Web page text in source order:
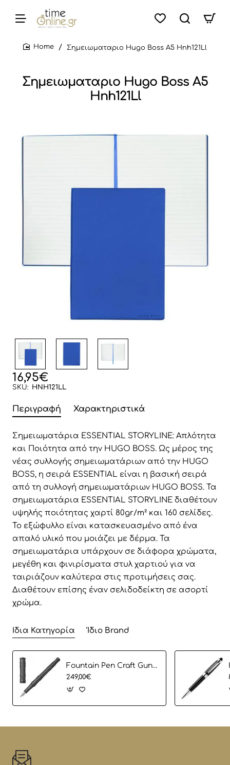
Σημειωματαριο Hugo Boss Α5
Hnh121Ll
Σημειωματαριο Hugo Boss Α5 Hnh121Ll
16,95€
SKU: HNH121LL
Περιγραφή Χαρακτηριστικά
Σημειωματάρια ESSENTIAL STORYLINE: Απλότητα
και Ποιότητα από την HUGO BOSS. Ως μέρος της
νέας συλλογής σημειωματάριων από την HUGO
BOSS, η σειρά ESSENTIAL είναι η βασική σειρά
από τη συλλογή σημειωματάριων HUGO BOSS. Τα
σημειωματάρια ESSENTIAL STORYLINE διαθέτουν
υψηλής ποιότητας χαρτί 80gr/m² και 160 σελίδες.
Το εξώφυλλο είναι κατασκευασμένο από ένα
απαλό υλικό που μοιάζει με δέρμα. Τα
σημειωματάρια υπάρχουν σε διάφορα χρώματα,
μεγέθη και φινιρίσματα στυλ χαρτιού για να
ταιριάζουν καλύτερα στις προτιμήσεις σας.
Διαθέτουν επίσης έναν σελιδοδείκτη σε ασορτί
χρώμα.
Ίδια Κατηγορία Ίδιο Brand
Fountain Pen Craft Gun HUGO BOSS
249,00€